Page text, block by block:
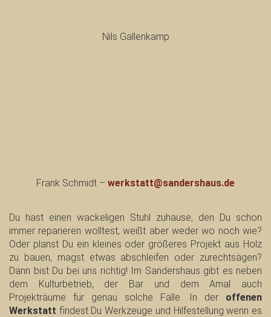
Nils Gallenkamp
Frank Schmidt – werkstatt@sandershaus.de
Du hast einen wackeligen Stuhl zuhause, den Du schon
immer reparieren wolltest, weißt aber weder wo noch wie?
Oder planst Du ein kleines oder größeres Projekt aus Holz
zu bauen, magst etwas abschleifen oder zurechtsägen?
Dann bist Du bei uns richtig! Im Sandershaus gibt es neben
dem Kulturbetrieb, der Bar und dem Amal auch
Projekträume für genau solche Fälle. In der offenen
Werkstatt findest Du Werkzeuge und Hilfestellung wenn es